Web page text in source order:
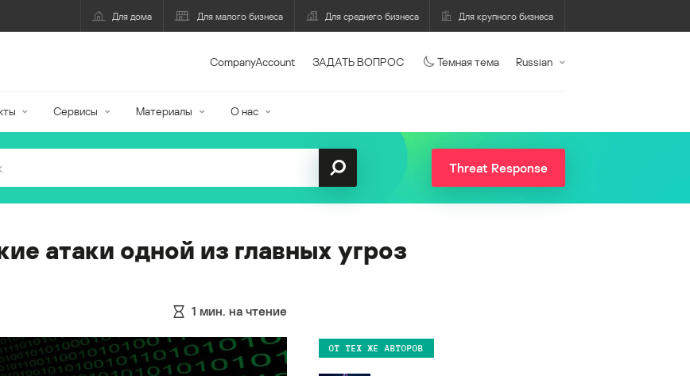
Для дома Для малого бизнеса Для среднего бизнеса Для крупного бизнеса
CompanyAccount ЗАДАТЬ ВОПРОС Темная тема Russian
Сервисы Материалы О нас
Threat Response
атаки одной из главных угроз
1 мин. на чтение
ОТ ТЕХ ЖЕ АВТОРОВ